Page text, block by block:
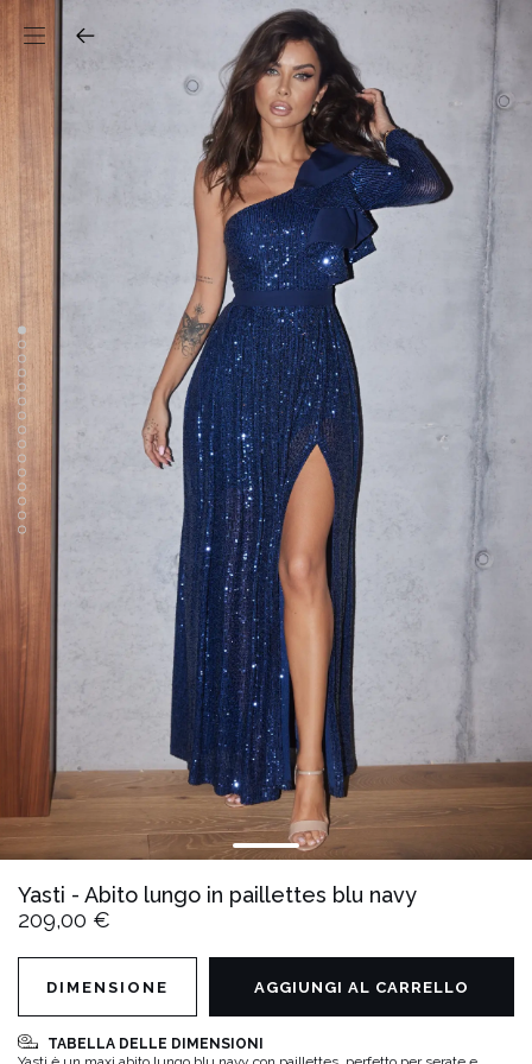
Yasti - Abito lungo in paillettes blu navy
209,00 €
TABELLA DELLE DIMENSIONI
DIMENSIONE AGGIUNGI AL CARRELLO